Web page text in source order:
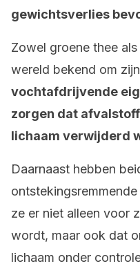
gewichtsverlies
Zowel groene thee
wereld bekend om zijn
vochtafdrijvende
zorgen dat
lichaam verwijderd
Daarnaast hebben
ze er niet alleen voor
wordt, maar ook dat
lichaam onder